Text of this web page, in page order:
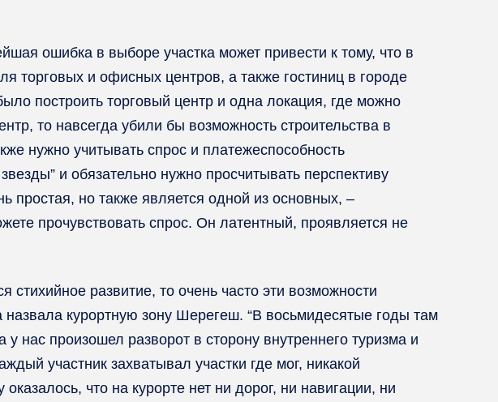
ошибка в выборе участка может привести к тому, что в
торговых и офисных центров, а также гостиниц в городе
построить торговый центр и одна локация, где можно
то навсегда убили бы возможность строительства в
нужно учитывать спрос и платежеспособность
и обязательно нужно просчитывать перспективу
простая, но также является одной из основных, –
прочувствовать спрос. Он латентный, проявляется не
развитие, то очень часто эти возможности
курортную зону Шерегеш. “В восьмидесятые годы там
нас произошел разворот в сторону внутреннего туризма и
участник захватывал участки где мог, никакой
что на курорте нет ни дорог, ни навигации, ни